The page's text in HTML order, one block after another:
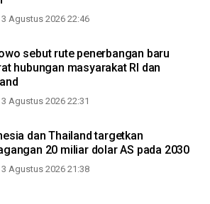
3 Agustus 2026 22:46
sebut rute penerbangan baru
hubungan masyarakat RI dan
Agustus 2026 22:31
dan Thailand targetkan
20 miliar dolar AS pada 2030
3 Agustus 2026 21:38